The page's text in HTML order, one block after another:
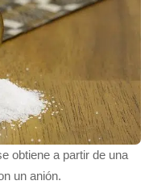
obtiene a partir de una
un anión.